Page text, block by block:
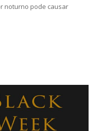
noturno pode causar